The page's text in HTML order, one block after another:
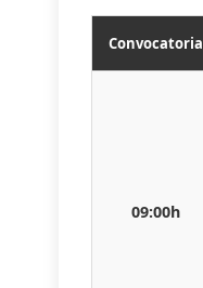
Convocatoria
09:00h